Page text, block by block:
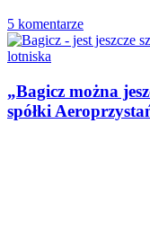
5 komentarze
„Bagicz można
spółki